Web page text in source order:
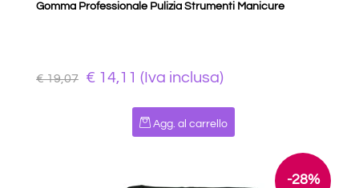
Gomma Professionale Pulizia Strumenti Manicure
€ 19,07 € 14,11 (Iva inclusa)
Quantità
Agg. al carrello
-28%